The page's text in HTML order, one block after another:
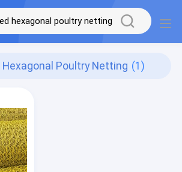
Hexagonal Poultry Netting (1)